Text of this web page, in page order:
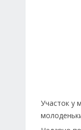
Участок у